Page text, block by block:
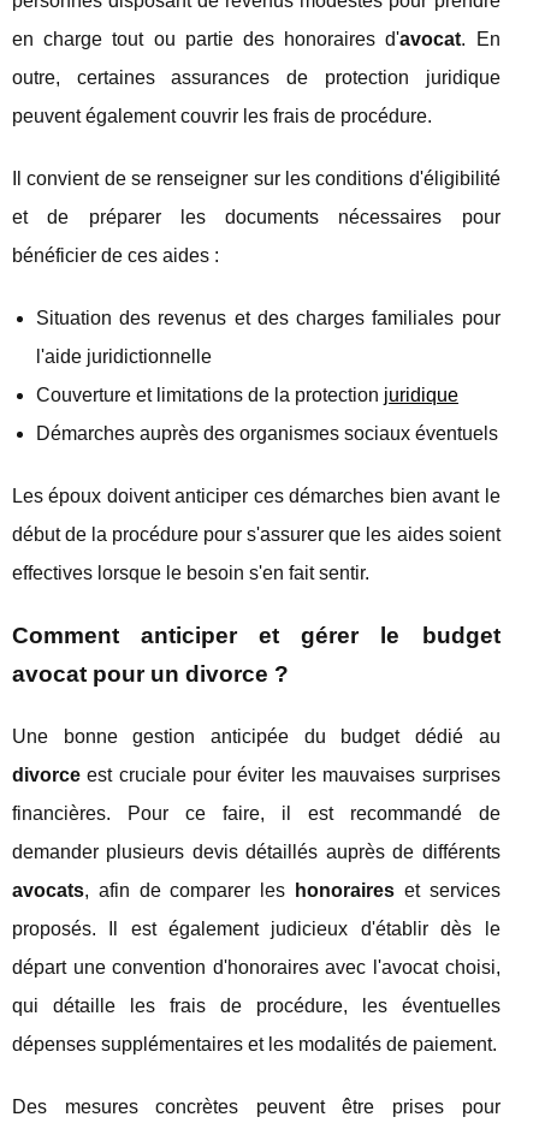
en charge tout ou partie des honoraires d'avocat. En
outre, certaines assurances de protection juridique
peuvent également couvrir les frais de procédure.
Il convient de se renseigner sur les conditions d'éligibilité
et de préparer les documents nécessaires pour
bénéficier de ces aides :
Situation des revenus et des charges familiales pour
l'aide juridictionnelle
Couverture et limitations de la protection juridique
Démarches auprès des organismes sociaux éventuels
Les époux doivent anticiper ces démarches bien avant le
début de la procédure pour s'assurer que les aides soient
effectives lorsque le besoin s'en fait sentir.
Comment anticiper et gérer le budget
avocat pour un divorce ?
Une bonne gestion anticipée du budget dédié au
divorce est cruciale pour éviter les mauvaises surprises
financières. Pour ce faire, il est recommandé de
demander plusieurs devis détaillés auprès de différents
avocats, afin de comparer les honoraires et services
proposés. Il est également judicieux d'établir dès le
départ une convention d'honoraires avec l'avocat choisi,
qui détaille les frais de procédure, les éventuelles
dépenses supplémentaires et les modalités de paiement.
Des mesures concrètes peuvent être prises pour